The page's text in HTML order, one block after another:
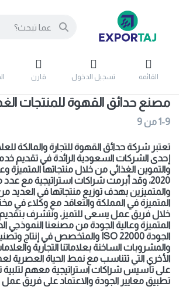
القائمه تسجيل الدخول قارن
مصنع حدائق القهوة للمنتجات
1-9من9
تعتبر شركة حدائق القهوة للتجارة والمالكة
إحدى الشركات السعودية الرائدة في تقديم
والتموين الغذائي من خلال منتجاتها المتميزة
2020، وقد أبرمت شراكات استراتيجية مع
والمتميزين بهدف توزيع منتجاتها في العديد
المتميزة في المملكة والتعاقد مع وكلاء في
خلال فريق عمل يسعى للتميز، ونتشرف
المتميزة وعالية الجودة من مصنعنا
الجودةISO 22000 والمتخصص في إنتاج
والمشروبات الساخنة بعلاماتنا التجارية
الأخرى التي تتناسب مع نمط الحياة العصرية
على تأسيس شراكات استراتيجية معهم
تطبيق معايير الجودة والاعتماد على فريق عمل